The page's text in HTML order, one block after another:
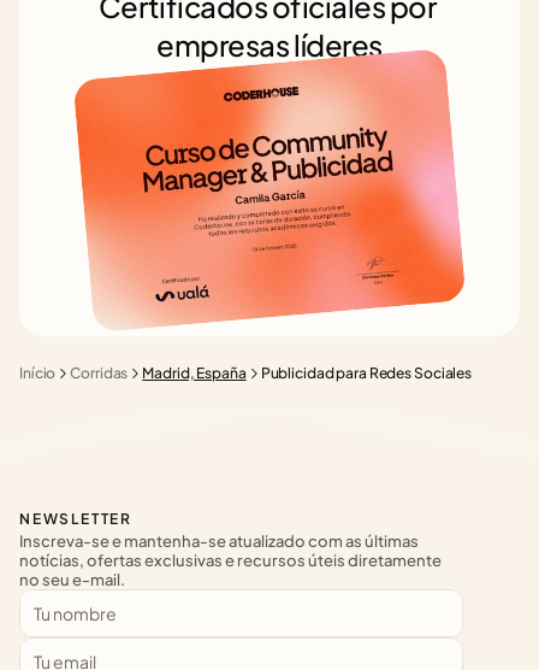
Início Corridas Madrid, España Publicidad para Redes Sociales
empresas líderes
NEWSLETTER
Inscreva-se e mantenha-se atualizado com as últimas
notícias, ofertas exclusivas e recursos úteis diretamente
no seu e-mail.